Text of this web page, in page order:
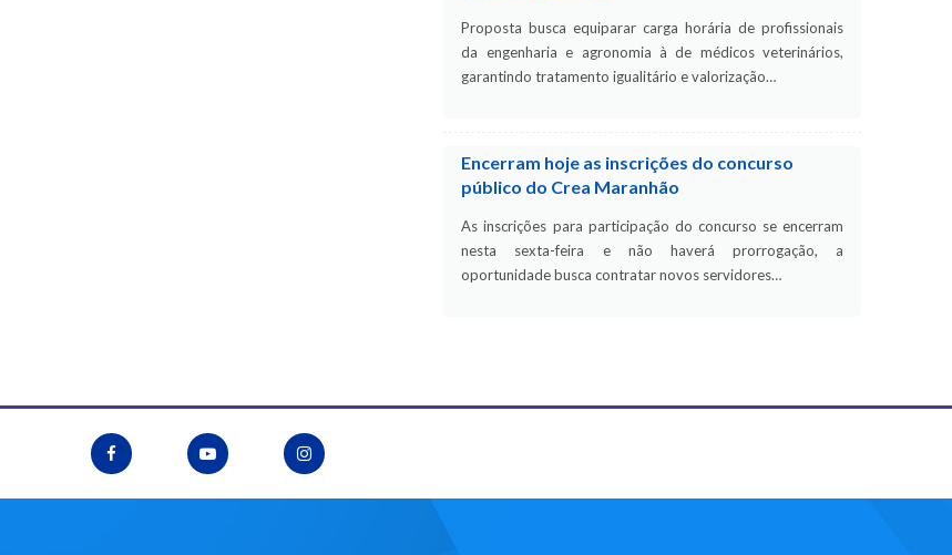
Proposta busca equiparar carga horária de profissionais
da engenharia e agronomia à de médicos veterinários,
garantindo tratamento igualitário e valorização…
Encerram hoje as inscrições do concurso
público do Crea Maranhão
As inscrições para participação do concurso se encerram
nesta sexta-feira e não haverá prorrogação, a
oportunidade busca contratar novos servidores…